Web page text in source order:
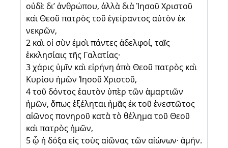
οὐδὲ δι’ ἀνθρώπου, ἀλλὰ διὰ Ἰησοῦ Χριστοῦ
καὶ Θεοῦ πατρὸς τοῦ ἐγείραντος αὐτὸν ἐκ
νεκρῶν,
2 καὶ οἱ σὺν ἐμοὶ πάντες ἀδελφοί, ταῖς
ἐκκλησίαις τῆς Γαλατίας·
3 χάρις ὑμῖν καὶ εἰρήνη ἀπὸ Θεοῦ πατρὸς καὶ
Κυρίου ἡμῶν Ἰησοῦ Χριστοῦ,
4 τοῦ δόντος ἑαυτὸν ὑπὲρ τῶν ἁμαρτιῶν
ἡμῶν, ὅπως ἐξέληται ἡμᾶς ἐκ τοῦ ἐνεστῶτος
αἰῶνος πονηροῦ κατὰ τὸ θέλημα τοῦ Θεοῦ
καὶ πατρὸς ἡμῶν,
5 ᾧ ἡ δόξα εἰς τοὺς αἰῶνας τῶν αἰώνων· ἀμήν.